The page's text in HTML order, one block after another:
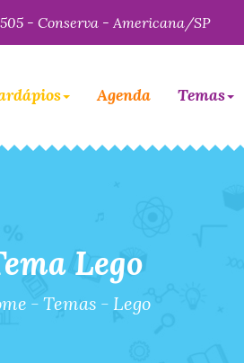
- Conserva - Americana/SP
Agenda Temas
Lego
- Temas - Lego